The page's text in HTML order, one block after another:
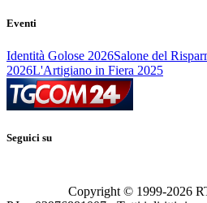
Eventi
Identità Golose 2026Salone del
2026L'Artigiano in Fiera 2025
Seguici su
Copyright © 1999-2026